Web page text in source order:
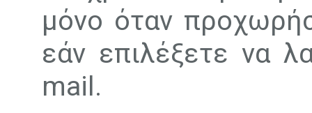
μόνο όταν
εάν επιλέξετε να
mail.